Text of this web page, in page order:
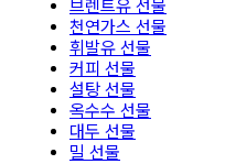
브렌트유 선물
천연가스 선물
휘발유 선물
커피 선물
설탕 선물
옥수수 선물
대두 선물
밀 선물